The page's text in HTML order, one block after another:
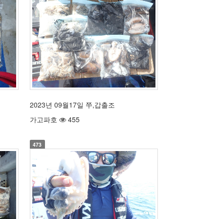
2023년 09월17일 쭈,갑출조
가고파호
455
473